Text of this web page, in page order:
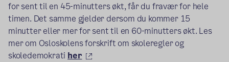
for sent til en 45-minutters økt, får du fravær for hele
timen. Det samme gjelder dersom du kommer 15
minutter eller mer for sent til en 60-minutters økt. Les
mer om Osloskolens forskrift om skoleregler og
skoledemokrati her (ekstern lenke)